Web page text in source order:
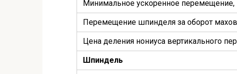
Минимальное ускоренное
Перемещение шпинделя за оборот
Цена деления нониуса вертикального
Шпиндель